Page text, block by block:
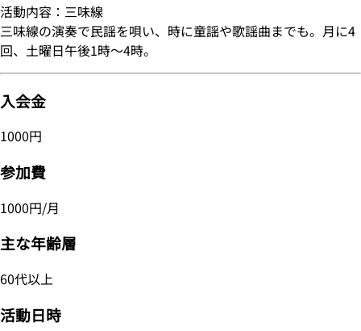
活動内容：三味線
三味線の演奏で民謡を唄い、時に童謡や歌謡曲までも。月に4
回、土曜日午後1時～4時。
入会金
1000円
参加費
1000円/月
主な年齢層
60代以上
活動日時